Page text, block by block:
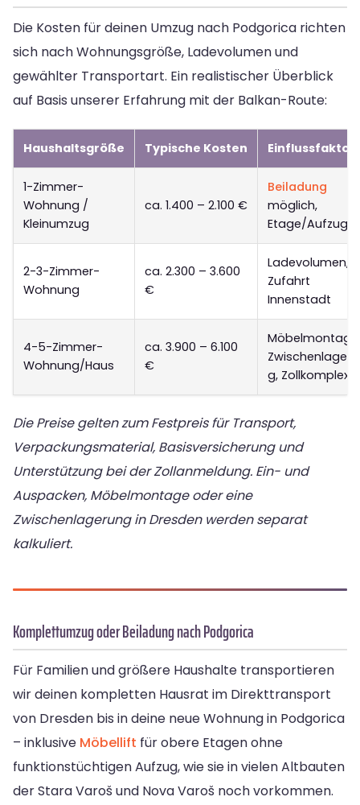
Die Kosten für deinen Umzug nach Podgorica richten
sich nach Wohnungsgröße, Ladevolumen und
gewählter Transportart. Ein realistischer Überblick
auf Basis unserer Erfahrung mit der Balkan-Route:
Haushaltsgröße Typische Kosten
1-Zimmer-
Wohnung /
Kleinumzug
ca. 1.400 – 2.100 €
Beiladung
möglich,
Etage/Aufzug
2-3-Zimmer-
Wohnung
ca. 2.300 – 3.600
€
Ladevolumen,
Zufahrt
Innenstadt
4-5-Zimmer-
Wohnung/Haus
ca. 3.900 – 6.100
€
Möbelmontage,
g,
Die Preise gelten zum Festpreis für Transport,
Verpackungsmaterial, Basisversicherung und
Unterstützung bei der Zollanmeldung. Ein- und
Auspacken, Möbelmontage oder eine
Zwischenlagerung in Dresden werden separat
kalkuliert.
Komplettumzug oder Beiladung nach Podgorica
Für Familien und größere Haushalte transportieren
wir deinen kompletten Hausrat im Direkttransport
von Dresden bis in deine neue Wohnung in Podgorica
– inklusive Möbellift für obere Etagen ohne
funktionstüchtigen Aufzug, wie sie in vielen Altbauten
der Stara Varoš und Nova Varoš noch vorkommen.